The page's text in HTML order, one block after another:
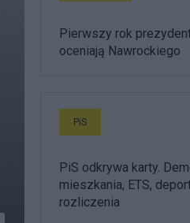
Pierwszy rok
oceniają Nawrockiego
PiS
PiS odkrywa karty.
mieszkania, ETS,
rozliczenia